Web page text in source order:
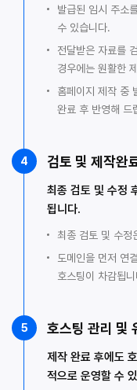
발급된 임시 주소
수 있습니다.
전달받은 자료를
경우에는 원활한
홈페이지 제작 중
완료 후 반영해 드
4 검토 및 제작완
최종 검토 및 수정
됩니다.
최종 검토 및 수정
도메인을 먼저 연
호스팅이 차감됩
5 호스팅 관리 및
제작 완료 후에도
적으로 운영할 수